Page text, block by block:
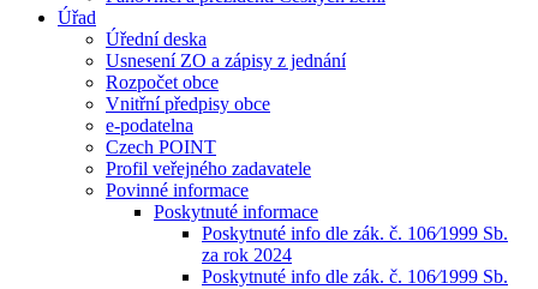
Úřad
Úřední deska
Usnesení ZO a zápisy z jednání
Rozpočet obce
Vnitřní předpisy obce
e-podatelna
Czech POINT
Profil veřejného zadavatele
Povinné informace
Poskytnuté informace
Poskytnuté info dle zák. č. 106⁄1999 Sb.
za rok 2024
Poskytnuté info dle zák. č. 106⁄1999 Sb.